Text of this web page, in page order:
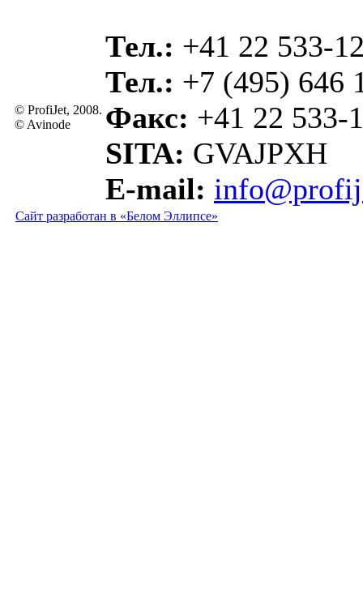
© ProfiJet, 2008.
© Avinode
Тел.: +41 22 533-
Тел.: +7 (495) 646
Факс: +41 22 533-
SITA: GVAJPXH
E-mail:
Сайт разработан в «Белом Эллипсе»